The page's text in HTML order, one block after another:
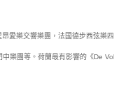
愛樂交響樂團，法國德步西弦樂
樂團等。荷蘭最有影響的《De